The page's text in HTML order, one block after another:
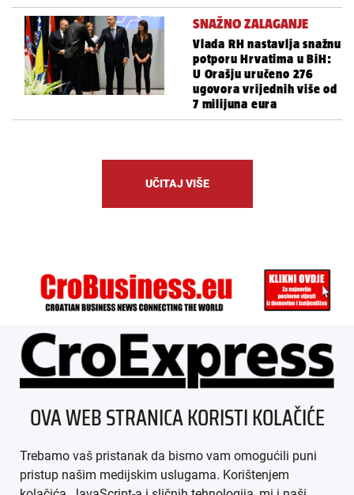
SNAŽNO ZALAGANJE
Vlada RH nastavlja snažnu
potporu Hrvatima u BiH:
U Orašju uručeno 276
ugovora vrijednih više od
7 milijuna eura
UČITAJ VIŠE
ÜBER UNS
IMPRESSUM
AGB
OVA WEB STRANICA KORISTI KOLAČIĆE
Trebamo vaš pristanak da bismo vam omogućili puni
pristup našim medijskim uslugama. Korištenjem